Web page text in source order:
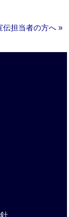
伝担当者の方へ »